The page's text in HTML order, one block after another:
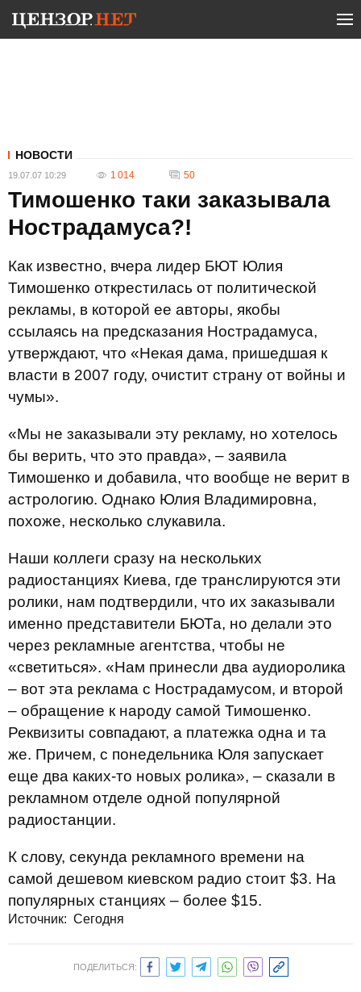
НОВОСТИ
19.07.07 10:29 1 014 50
Тимошенко таки заказывала
Нострадамуса?!
Как известно, вчера лидер БЮТ Юлия
Тимошенко открестилась от политической
рекламы, в которой ее авторы, якобы
ссылаясь на предсказания Нострадамуса,
утверждают, что «Некая дама, пришедшая к
власти в 2007 году, очистит страну от войны и
чумы».
«Мы не заказывали эту рекламу, но хотелось
бы верить, что это правда», – заявила
Тимошенко и добавила, что вообще не верит в
астрологию. Однако Юлия Владимировна,
похоже, несколько слукавила.
Наши коллеги сразу на нескольких
радиостанциях Киева, где транслируются эти
ролики, нам подтвердили, что их заказывали
именно представители БЮТа, но делали это
через рекламные агентства, чтобы не
«светиться». «Нам принесли два аудиоролика
– вот эта реклама с Нострадамусом, и второй
– обращение к народу самой Тимошенко.
Реквизиты совпадают, а платежка одна и та
же. Причем, с понедельника Юля запускает
еще два каких-то новых ролика», – сказали в
рекламном отделе одной популярной
радиостанции.
К слову, секунда рекламного времени на
самой дешевом киевском радио стоит $3. На
популярных станциях – более $15.
Источник: Сегодня
ПОДЕЛИТЬСЯ: